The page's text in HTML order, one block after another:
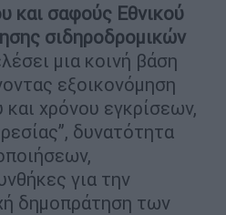
και σαφούς Εθνικού
σιδηροδρομικών
μια κοινή βάση
εξοικονόμηση
χρόνου εγκρίσεων,
δυνατότητα
για την
δημοπράτηση των